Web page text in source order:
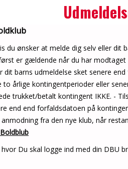
du ønsker at melde dig selv eller dit
er gældende når du har
dit barns udmeldelse sket senere
to årlige kontingentperioder eller
trukket/betalt kontingent IKKE. -
end end forfaldsdatoen på
fra den nye klub, når
Du skal logge ind med din DBU